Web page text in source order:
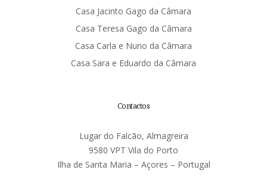
Casa Jacinto Gago da Câmara
Casa Teresa Gago da Câmara
Casa Carla e Nuno da Câmara
Casa Sara e Eduardo da Câmara
Contactos
Lugar do Falcão, Almagreira
9580 VPT Vila do Porto
Ilha de Santa Maria – Açores – Portugal